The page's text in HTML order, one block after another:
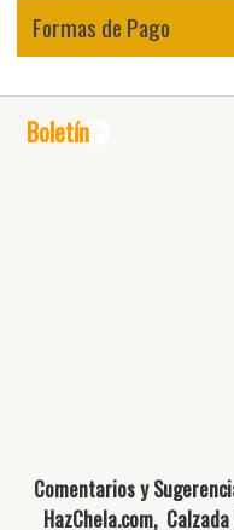
Formas de Pago
Boletín
Comentarios y
HazChela.com,